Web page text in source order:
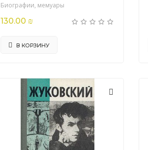
Биографии, мемуары
130.00 ₪
В КОРЗИНУ